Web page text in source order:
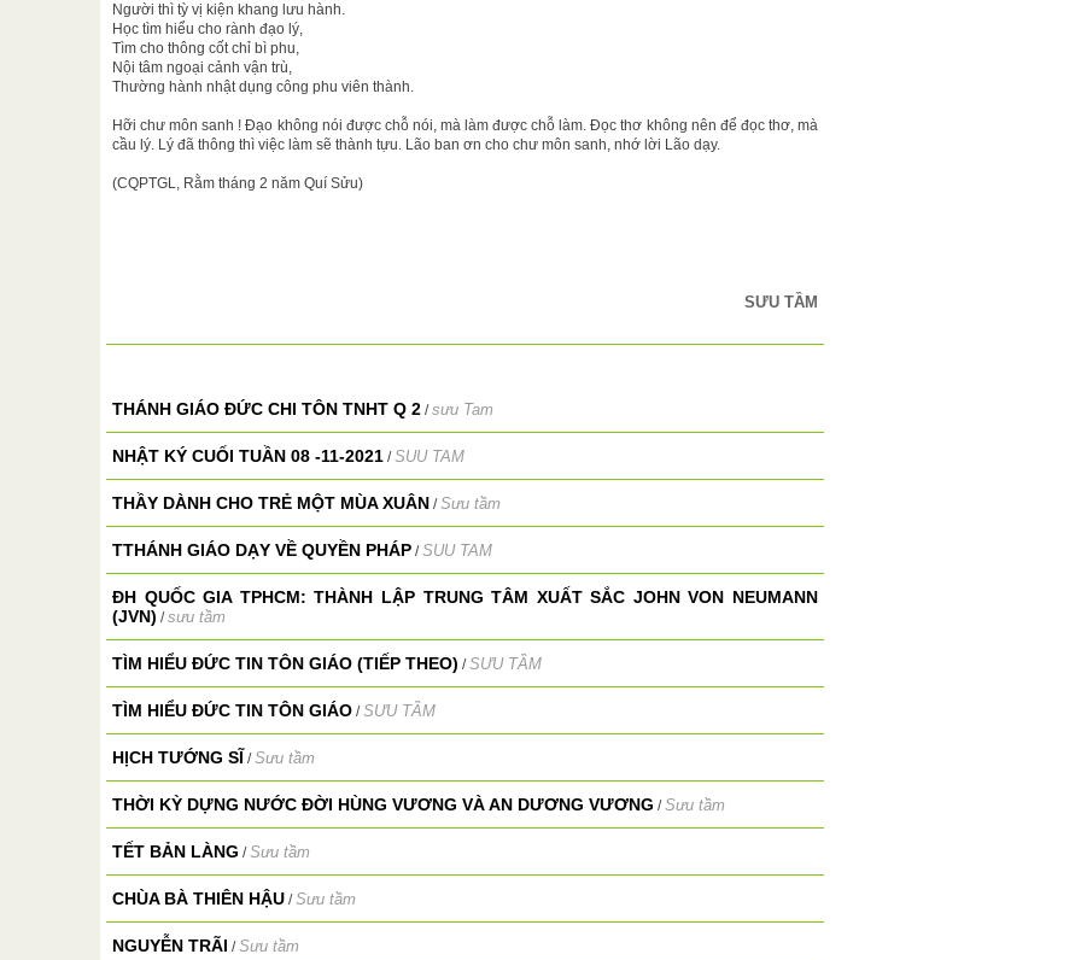
Người thì tỳ vị kiện khang lưu hành.
Học tìm hiểu cho rành đạo lý,
Tìm cho thông cốt chỉ bì phu,
Nội tâm ngoại cảnh vận trù,
Thường hành nhật dụng công phu viên thành.
Hỡi chư môn sanh ! Đạo không nói được chỗ nói, mà làm được chỗ làm. Đọc thơ không nên để đọc thơ, mà
cầu lý. Lý đã thông thì việc làm sẽ thành tựu. Lão ban ơn cho chư môn sanh, nhớ lời Lão dạy.
(CQPTGL, Rằm tháng 2 năm Quí Sửu)
SƯU TẦM
THÁNH GIÁO ĐỨC CHI TÔN TNHT Q 2 /sưu Tam
NHẬT KÝ CUỐI TUẦN 08 -11-2021 /SUU TAM
THẦY DÀNH CHO TRẺ MỘT MÙA XUÂN /Sưu tầm
TTHÁNH GIÁO DẠY VỀ QUYỀN PHÁP /SUU TAM
ĐH QUỐC GIA TPHCM: THÀNH LẬP TRUNG TÂM XUẤT SẮC JOHN VON NEUMANN
(JVN) /sưu tầm
TÌM HIỂU ĐỨC TIN TÔN GIÁO (TIẾP THEO) /SƯU TẦM
TÌM HIỂU ĐỨC TIN TÔN GIÁO /SƯU TẦM
HỊCH TƯỚNG SĨ /Sưu tầm
THỜI KỲ DỰNG NƯỚC ĐỜI HÙNG VƯƠNG VÀ AN DƯƠNG VƯƠNG /Sưu tầm
TẾT BẢN LÀNG /Sưu tầm
CHÙA BÀ THIÊN HẬU /Sưu tầm
NGUYỄN TRÃI /Sưu tầm